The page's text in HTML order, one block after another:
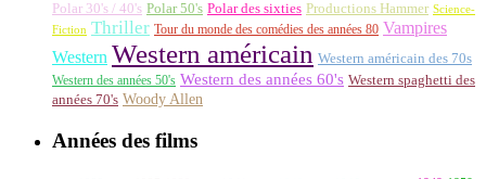
Polar 30's / 40's Polar 50's Polar des sixties Productions Hammer Science-
Fiction Thriller Tour du monde des comédies des années 80 Vampires
Western Western américain Western américain des 70s
Western des années 50's Western des années 60's Western spaghetti des
années 70's Woody Allen
Années des films